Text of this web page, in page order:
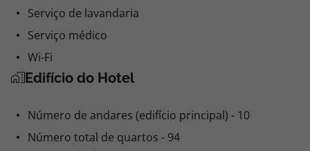
Serviço de lavandaria
Serviço médico
Wi-Fi
Edifício do Hotel
Número de andares (edifício principal) - 10
Número total de quartos - 94